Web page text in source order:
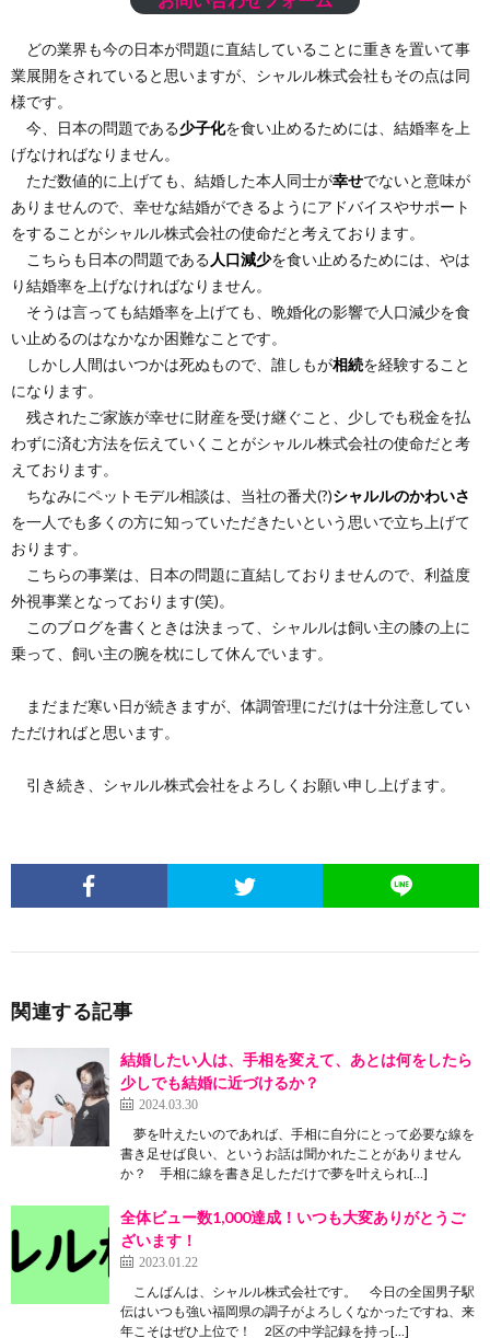
どの業界も今の日本が問題に直結していることに重きを置いて事
業展開をされていると思いますが、シャルル株式会社もその点は同
様です。
今、日本の問題である少子化を食い止めるためには、結婚率を上
げなければなりません。
ただ数値的に上げても、結婚した本人同士が幸せでないと意味が
ありませんので、幸せな結婚ができるようにアドバイスやサポート
をすることがシャルル株式会社の使命だと考えております。
こちらも日本の問題である 人口減少を食い止めるためには、やは
り結婚率を上げなければなりません。
そうは言っても結婚率を上げても、晩婚化の影響で人口減少を食
い止めるのはなかなか困難なことです。
しかし人間はいつかは死ぬもので、誰しもが相続を経験すること
になります。
残されたご家族が幸せに財産を受け継ぐこと、少しでも税金を払
わずに済む方法を伝えていくことがシャルル株式会社の使命だと考
えております。
ちなみにペットモデル相談は、当社の番犬(?)シャルルのかわいさ
を一人でも多くの方に知っていただきたいという思いで立ち上げて
おります。
こちらの事業は、日本の問題に直結しておりませんので、利益度
外視事業となっております(笑)。
このブログを書くときは決まって、シャルルは飼い主の膝の上に
乗って、飼い主の腕を枕にして休んでいます。
まだまだ寒い日が続きますが、体調管理にだけは十分注意してい
ただければと思います。
引き続き、シャルル株式会社をよろしくお願い申し上げます。
関連する記事
結婚したい人は、手相を変えて、あとは何をしたら
少しでも結婚に近づけるか？
2024.03.30
夢を叶えたいのであれば、手相に自分にとって必要な線を
書き足せば良い、というお話は聞かれたことがありません
か？ 手相に線を書き足しただけで夢を叶えられ[…]
全体ビュー数1,000達成！いつも大変ありがとうご
ざいます！
2023.01.22
こんばんは、シャルル株式会社です。 今日の全国男子駅
伝はいつも強い福岡県の調子がよろしくなかったですね、来
年こそはぜひ上位で！ 2区の中学記録を持っ[…]